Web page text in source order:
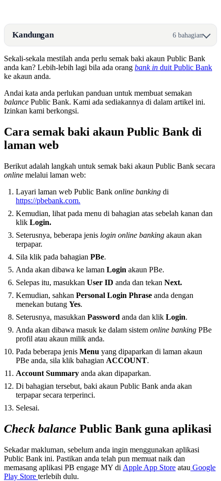
Kandungan 6 bahagian
Sekali-sekala mestilah anda perlu semak baki akaun Public Bank
anda kan? Lebih-lebih lagi bila ada orang bank in duit Public Bank
ke akaun anda.
Andai kata anda perlukan panduan untuk membuat semakan
balance Public Bank. Kami ada sediakannya di dalam artikel ini.
Izinkan kami berkongsi.
Cara semak baki akaun Public Bank di
laman web
Berikut adalah langkah untuk semak baki akaun Public Bank secara
online melalui laman web:
Layari laman web Public Bank online banking di
https://pbebank.com.
Kemudian, lihat pada menu di bahagian atas sebelah kanan dan
klik Login.
Seterusnya, beberapa jenis login online banking akaun akan
terpapar.
Sila klik pada bahagian PBe.
Anda akan dibawa ke laman Login akaun PBe.
Selepas itu, masukkan User ID anda dan tekan Next.
Kemudian, sahkan Personal Login Phrase anda dengan
menekan butang Yes.
Seterusnya, masukkan Password anda dan klik Login.
Anda akan dibawa masuk ke dalam sistem online banking PBe
profil atau akaun milik anda.
Pada beberapa jenis Menu yang dipaparkan di laman akaun
PBe anda, sila klik bahagian ACCOUNT.
Account Summary anda akan dipaparkan.
Di bahagian tersebut, baki akaun Public Bank anda akan
terpapar secara terperinci.
Selesai.
Check balance Public Bank guna aplikasi
Sekadar makluman, sebelum anda ingin menggunakan aplikasi
Public Bank ini. Pastikan anda telah pun memuat naik dan
memasang aplikasi PB engage MY di Apple App Store atau Google
Play Store terlebih dulu.